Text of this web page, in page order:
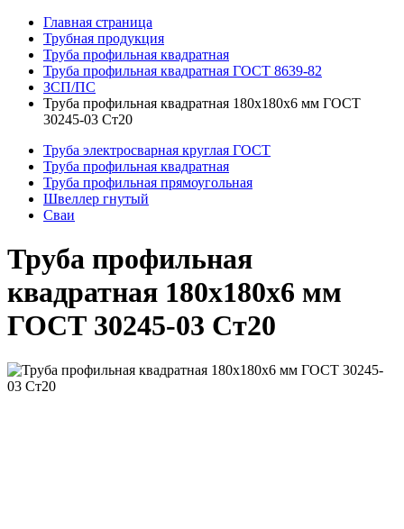
Главная страница
Трубная продукция
Труба профильная квадратная
Труба профильная квадратная ГОСТ 8639-82
ЗСП/ПС
Труба профильная квадратная 180x180x6 мм ГОСТ
30245-03 Ст20
Труба электросварная круглая ГОСТ
Труба профильная квадратная
Труба профильная прямоугольная
Швеллер гнутый
Сваи
Труба профильная
квадратная 180x180x6 мм
ГОСТ 30245-03 Ст20